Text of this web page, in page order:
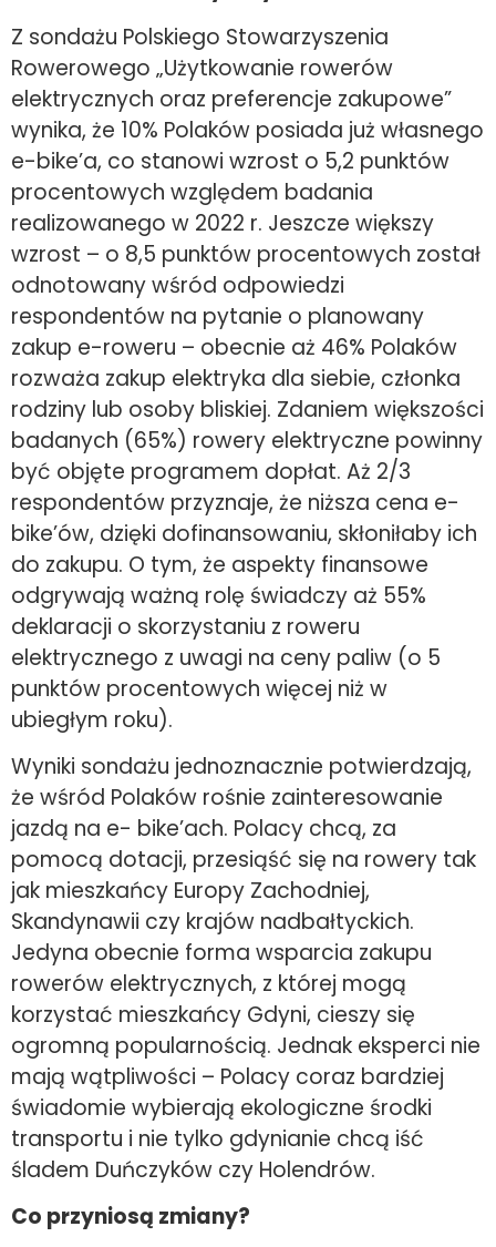
Z sondażu Polskiego Stowarzyszenia
Rowerowego „Użytkowanie rowerów
elektrycznych oraz preferencje zakupowe”
wynika, że 10% Polaków posiada już własnego
e-bike’a, co stanowi wzrost o 5,2 punktów
procentowych względem badania
realizowanego w 2022 r. Jeszcze większy
wzrost – o 8,5 punktów procentowych został
odnotowany wśród odpowiedzi
respondentów na pytanie o planowany
zakup e-roweru – obecnie aż 46% Polaków
rozważa zakup elektryka dla siebie, członka
rodziny lub osoby bliskiej. Zdaniem większości
badanych (65%) rowery elektryczne powinny
być objęte programem dopłat. Aż 2/3
respondentów przyznaje, że niższa cena e-
bike’ów, dzięki dofinansowaniu, skłoniłaby ich
do zakupu. O tym, że aspekty finansowe
odgrywają ważną rolę świadczy aż 55%
deklaracji o skorzystaniu z roweru
elektrycznego z uwagi na ceny paliw (o 5
punktów procentowych więcej niż w
ubiegłym roku).
Wyniki sondażu jednoznacznie potwierdzają,
że wśród Polaków rośnie zainteresowanie
jazdą na e- bike’ach. Polacy chcą, za
pomocą dotacji, przesiąść się na rowery tak
jak mieszkańcy Europy Zachodniej,
Skandynawii czy krajów nadbałtyckich.
Jedyna obecnie forma wsparcia zakupu
rowerów elektrycznych, z której mogą
korzystać mieszkańcy Gdyni, cieszy się
ogromną popularnością. Jednak eksperci nie
mają wątpliwości – Polacy coraz bardziej
świadomie wybierają ekologiczne środki
transportu i nie tylko gdynianie chcą iść
śladem Duńczyków czy Holendrów.
Co przyniosą zmiany?